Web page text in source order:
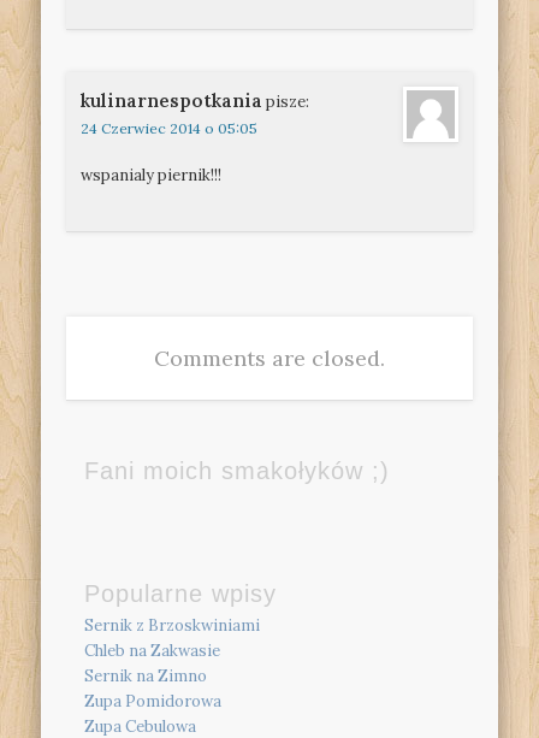
kulinarnespotkania pisze:
24 Czerwiec 2014 o 05:05
wspanialy piernik!!!
Comments are closed.
Fani moich smakołyków ;)
Popularne wpisy
Sernik z Brzoskwiniami
Chleb na Zakwasie
Sernik na Zimno
Zupa Pomidorowa
Zupa Cebulowa